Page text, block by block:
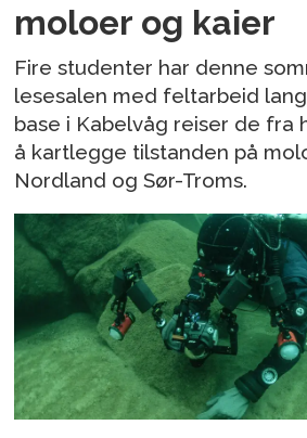
moloer og kaier
Fire studenter har denne
lesesalen med feltarbeid
base i Kabelvåg reiser de fra
å kartlegge tilstanden på
Nordland og Sør-Troms.